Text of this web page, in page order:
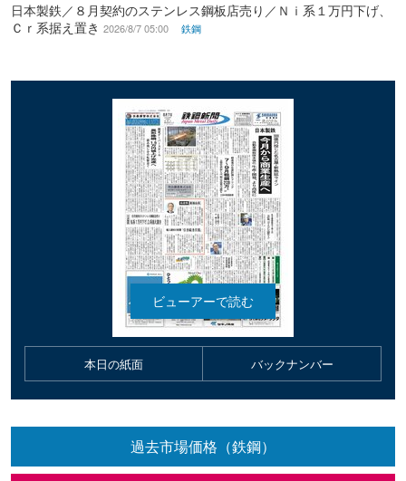
日本製鉄／８月契約のステンレス鋼板店売り／Ｎｉ系１万円下げ、
Ｃｒ系据え置き 2026/8/7 05:00 鉄鋼
本日の紙面 バックナンバー
過去市場価格（鉄鋼）